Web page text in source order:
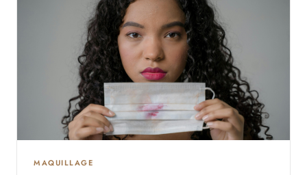
MAQUILLAGE